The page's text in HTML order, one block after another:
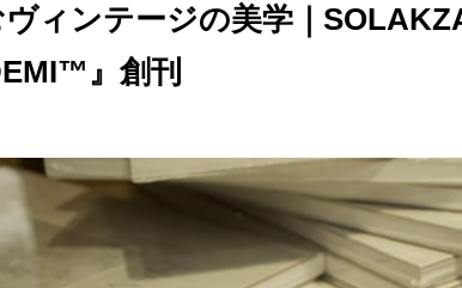
ィンテージの美学｜
』創刊